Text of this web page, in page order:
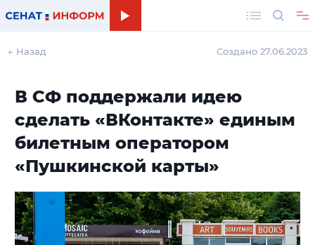
← Назад Создано 27.06.2023
В СФ поддержали идею
сделать «ВКонтакте» единым
билетным оператором
«Пушкинской карты»